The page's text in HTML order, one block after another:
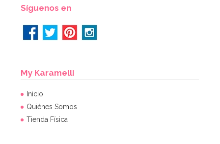
Síguenos en
My Karamelli
Inicio
Quiénes Somos
Tienda Física